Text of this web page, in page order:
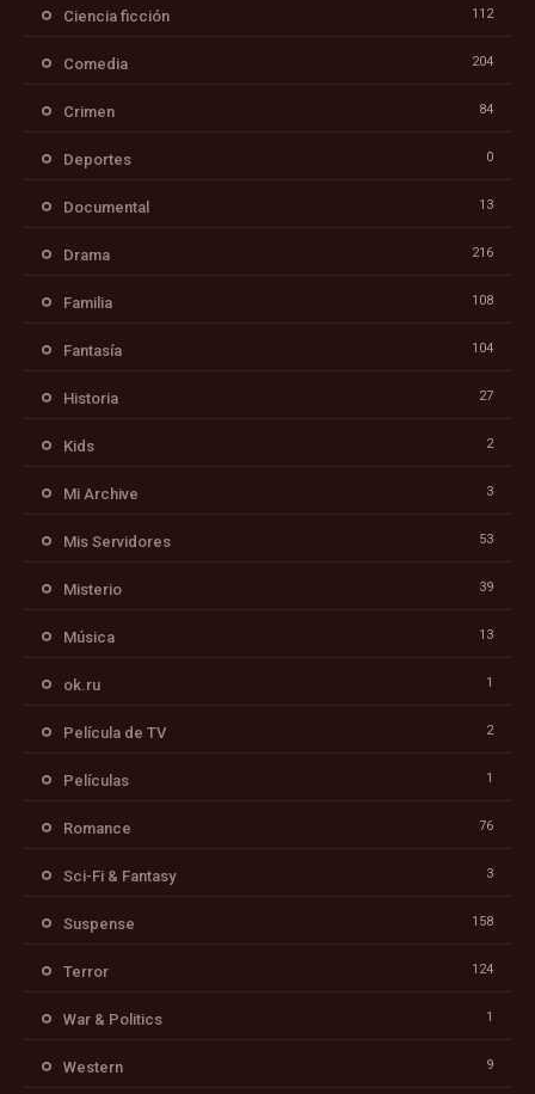
Ciencia ficción 112
Comedia 204
Crimen 84
Deportes 0
Documental 13
Drama 216
Familia 108
Fantasía 104
Historia 27
Kids 2
Mi Archive 3
Mis Servidores 53
Misterio 39
Música 13
ok.ru 1
Película de TV 2
Películas 1
Romance 76
Sci-Fi & Fantasy 3
Suspense 158
Terror 124
War & Politics 1
Western 9